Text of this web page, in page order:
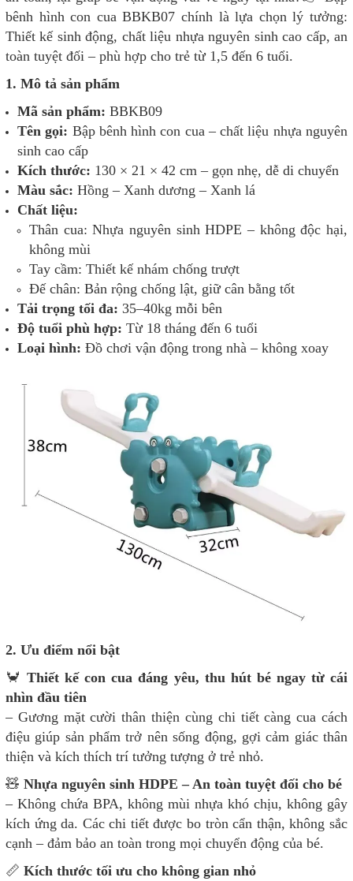
bênh hình con cua BBKB07 chính là lựa chọn lý tưởng:
Thiết kế sinh động, chất liệu nhựa nguyên sinh cao cấp, an
toàn tuyệt đối – phù hợp cho trẻ từ 1,5 đến 6 tuổi.
1. Mô tả sản phẩm
Mã sản phẩm: BBKB09
Tên gọi: Bập bênh hình con cua – chất liệu nhựa nguyên
sinh cao cấp
Kích thước: 130 × 21 × 42 cm – gọn nhẹ, dễ di chuyển
Màu sắc: Hồng – Xanh dương – Xanh lá
Chất liệu:
Thân cua: Nhựa nguyên sinh HDPE – không độc hại,
không mùi
Tay cầm: Thiết kế nhám chống trượt
Đế chân: Bản rộng chống lật, giữ cân bằng tốt
Tải trọng tối đa: 35–40kg mỗi bên
Độ tuổi phù hợp: Từ 18 tháng đến 6 tuổi
Loại hình: Đồ chơi vận động trong nhà – không xoay
2. Ưu điểm nổi bật
🦀Thiết kế con cua đáng yêu, thu hút bé ngay từ cái
nhìn đầu tiên
– Gương mặt cười thân thiện cùng chi tiết càng cua cách
điệu giúp sản phẩm trở nên sống động, gợi cảm giác thân
thiện và kích thích trí tưởng tượng ở trẻ nhỏ.
🧸 Nhựa nguyên sinh HDPE – An toàn tuyệt đối cho bé
– Không chứa BPA, không mùi nhựa khó chịu, không gây
kích ứng da. Các chi tiết được bo tròn cẩn thận, không sắc
cạnh – đảm bảo an toàn trong mọi chuyển động của bé.
📏 Kích thước tối ưu cho không gian nhỏ